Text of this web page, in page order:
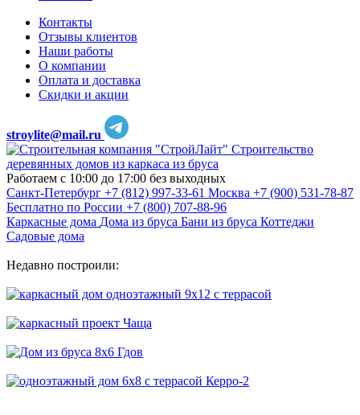
Контакты
Отзывы клиентов
Наши работы
О компании
Оплата и доставка
Скидки и акции
stroylite@mail.ru
Строительство
деревянных домов из каркаса из бруса
Работаем с 10:00 до 17:00 без выходных
Санкт-Петербург +7 (812) 997-33-61 Москва +7 (900) 531-78-87
Бесплатно по России +7 (800) 707-88-96
Каркасные дома Дома из бруса Бани из бруса Коттеджи
Садовые дома
Недавно построили: